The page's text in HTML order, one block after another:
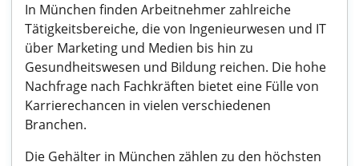
In München finden Arbeitnehmer zahlreiche
Tätigkeitsbereiche, die von Ingenieurwesen und IT
über Marketing und Medien bis hin zu
Gesundheitswesen und Bildung reichen. Die hohe
Nachfrage nach Fachkräften bietet eine Fülle von
Karrierechancen in vielen verschiedenen
Branchen.
Die Gehälter in München zählen zu den höchsten